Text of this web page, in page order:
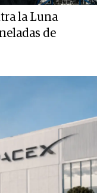
la Luna
de